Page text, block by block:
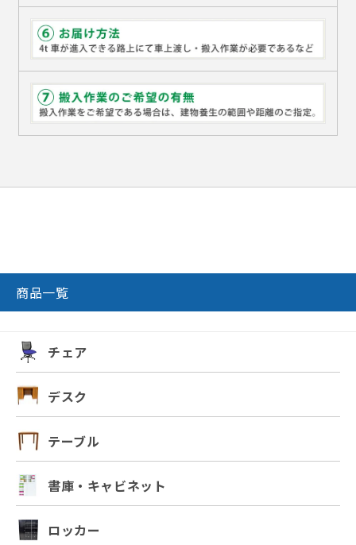
商品一覧
チェア
デスク
テーブル
書庫・キャビネット
ロッカー